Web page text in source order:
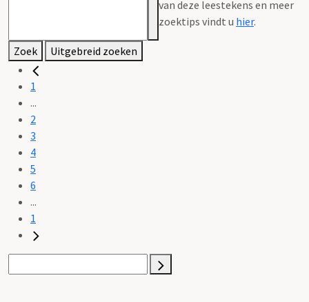
van deze leestekens en meer
zoektips vindt u hier.
Zoek Uitgebreid zoeken
1
...
2
3
4
5
6
...
1